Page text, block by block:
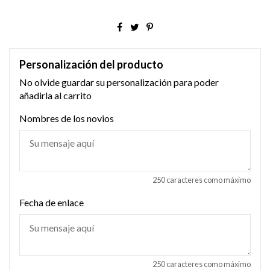
Personalización del producto
No olvide guardar su personalización para poder
añadirla al carrito
Nombres de los novios
250 caracteres como máximo
Fecha de enlace
250 caracteres como máximo